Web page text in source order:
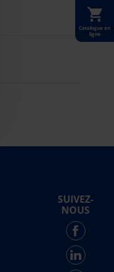
Catalogue en
ligne
SUIVEZ-
NOUS